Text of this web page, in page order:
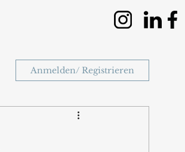
Anmelden/ Registrieren